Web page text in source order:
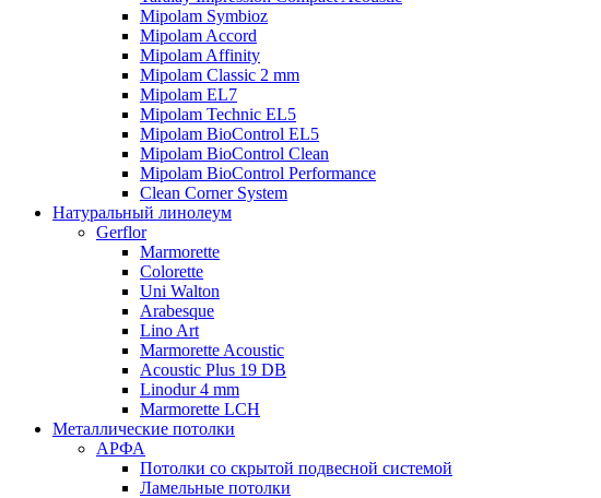
Mipolam Symbioz
Mipolam Accord
Mipolam Affinity
Mipolam Classic 2 mm
Mipolam EL7
Mipolam Technic EL5
Mipolam BioControl EL5
Mipolam BioControl Clean
Mipolam BioControl Performance
Clean Corner System
Натуральный линолеум
Gerflor
Marmorette
Colorette
Uni Walton
Arabesque
Lino Art
Marmorette Acoustic
Acoustic Plus 19 DB
Linodur 4 mm
Marmorette LCH
Металлические потолки
АРФА
Потолки со скрытой подвесной системой
Ламельные потолки